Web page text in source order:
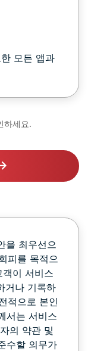
모든 앱과
하세요.
을 최우선으
피를 목적으
이 서비스
거나 기록하
적으로 본인
서는 서비스
의 약관 및
수할 의무가